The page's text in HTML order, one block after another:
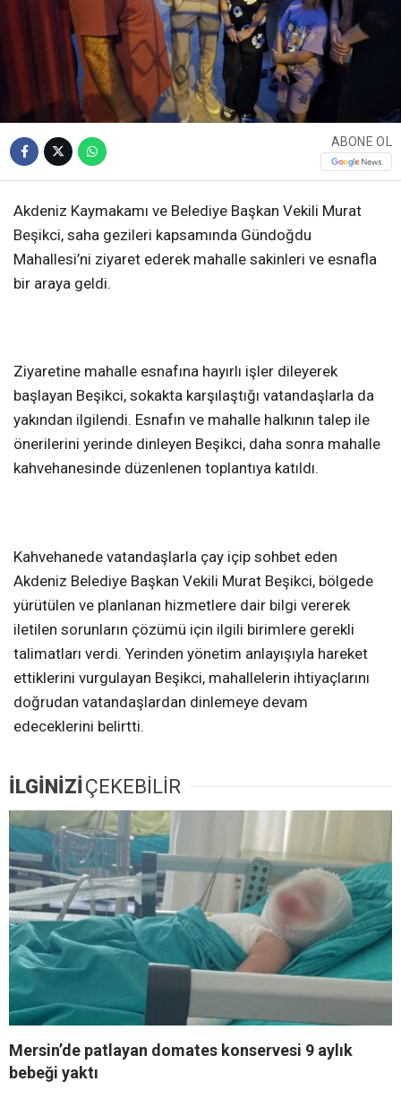
ABONE OL
Akdeniz Kaymakamı ve Belediye Başkan Vekili Murat
Beşikci, saha gezileri kapsamında Gündoğdu
Mahallesi’ni ziyaret ederek mahalle sakinleri ve esnafla
bir araya geldi.
Ziyaretine mahalle esnafına hayırlı işler dileyerek
başlayan Beşikci, sokakta karşılaştığı vatandaşlarla da
yakından ilgilendi. Esnafın ve mahalle halkının talep ile
önerilerini yerinde dinleyen Beşikci, daha sonra mahalle
kahvehanesinde düzenlenen toplantıya katıldı.
Kahvehanede vatandaşlarla çay içip sohbet eden
Akdeniz Belediye Başkan Vekili Murat Beşikci, bölgede
yürütülen ve planlanan hizmetlere dair bilgi vererek
iletilen sorunların çözümü için ilgili birimlere gerekli
talimatları verdi. Yerinden yönetim anlayışıyla hareket
ettiklerini vurgulayan Beşikci, mahallelerin ihtiyaçlarını
doğrudan vatandaşlardan dinlemeye devam
edeceklerini belirtti.
İLGİNİZİÇEKEBİLİR
Mersin’de patlayan domates konservesi 9 aylık
bebeği yaktı